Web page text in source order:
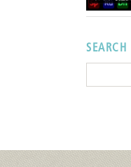
SEARCH